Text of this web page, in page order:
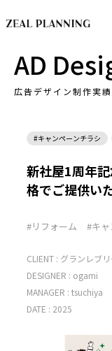
AD
広告デザイン制作実績
#キャンペーンチラシ
新社屋1周年
格でご提供い
#リフォーム #キ
CLIENT : グランレブリ
DESIGNER : ogami
MANAGER :tsuchiya
DATE : 2025